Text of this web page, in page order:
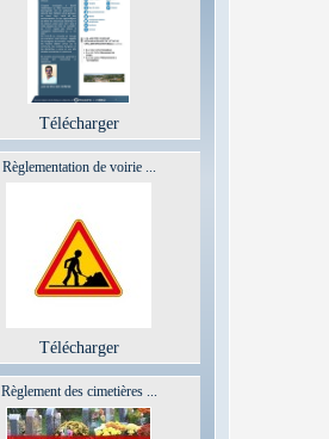
Télécharger
Règlementation de voirie ...
Télécharger
Règlement des cimetières ...